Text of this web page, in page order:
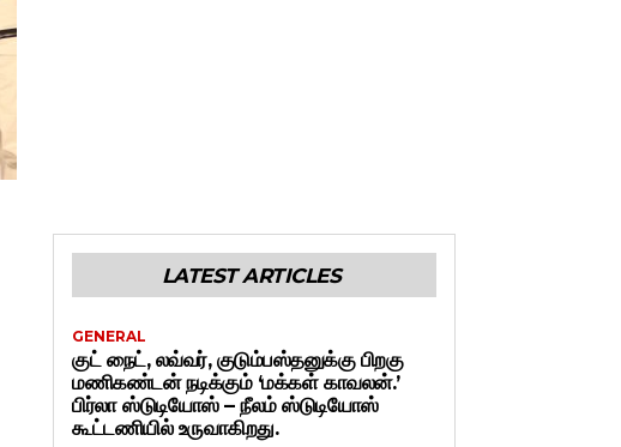
LATEST ARTICLES
GENERAL
குட் நைட், லவ்வர், குடும்பஸ்தனுக்கு பிறகு
மணிகண்டன் நடிக்கும் ‘மக்கள் காவலன்.’
பிர்லா ஸ்டுடியோஸ் – நீலம் ஸ்டுடியோஸ்
கூட்டணியில் உருவாகிறது.